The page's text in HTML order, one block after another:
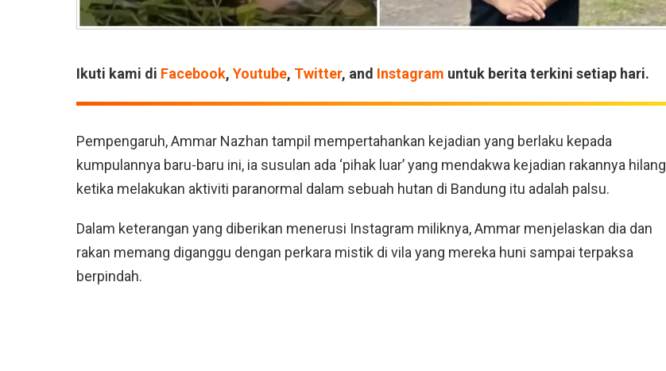
Ikuti kami di Facebook, Youtube, Twitter, and Instagram untuk berita terkini setiap hari.
Pempengaruh, Ammar Nazhan tampil mempertahankan kejadian yang berlaku kepada
kumpulannya baru-baru ini, ia susulan ada ‘pihak luar’ yang mendakwa kejadian rakannya hilang
ketika melakukan aktiviti paranormal dalam sebuah hutan di Bandung itu adalah palsu.
Dalam keterangan yang diberikan menerusi Instagram miliknya, Ammar menjelaskan dia dan
rakan memang diganggu dengan perkara mistik di vila yang mereka huni sampai terpaksa
berpindah.